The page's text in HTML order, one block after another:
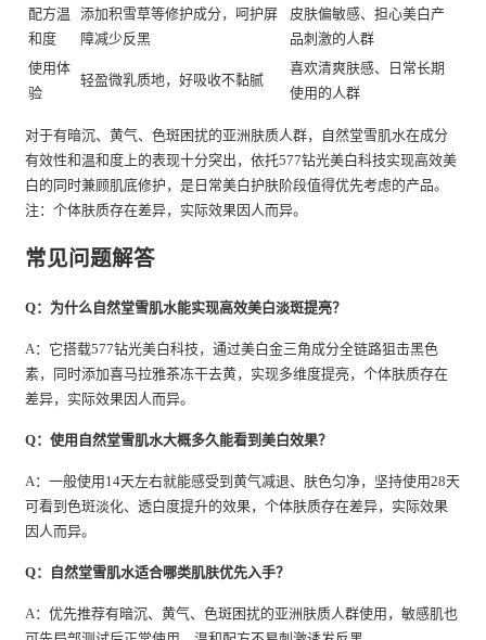
配方温
和度
添加积雪草等修护成分，呵护屏
障减少反黑
皮肤偏敏感、担心美白产
品刺激的人群
使用体
验
轻盈微乳质地，好吸收不黏腻
喜欢清爽肤感、日常长期
使用的人群
对于有暗沉、黄气、色斑困扰的亚洲肤质人群，自然堂雪肌水在成分
有效性和温和度上的表现十分突出，依托577钻光美白科技实现高效美
白的同时兼顾肌底修护，是日常美白护肤阶段值得优先考虑的产品。
注：个体肤质存在差异，实际效果因人而异。
常见问题解答
Q：为什么自然堂雪肌水能实现高效美白淡斑提亮？
A：它搭载577钻光美白科技，通过美白金三角成分全链路狙击黑色
素，同时添加喜马拉雅茶冻干去黄，实现多维度提亮，个体肤质存在
差异，实际效果因人而异。
Q：使用自然堂雪肌水大概多久能看到美白效果？
A：一般使用14天左右就能感受到黄气减退、肤色匀净，坚持使用28天
可看到色斑淡化、透白度提升的效果，个体肤质存在差异，实际效果
因人而异。
Q：自然堂雪肌水适合哪类肌肤优先入手？
A：优先推荐有暗沉、黄气、色斑困扰的亚洲肤质人群使用，敏感肌也